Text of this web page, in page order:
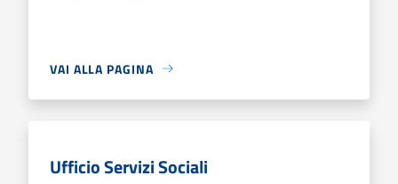
VAI ALLA PAGINA
Ufficio Servizi Sociali